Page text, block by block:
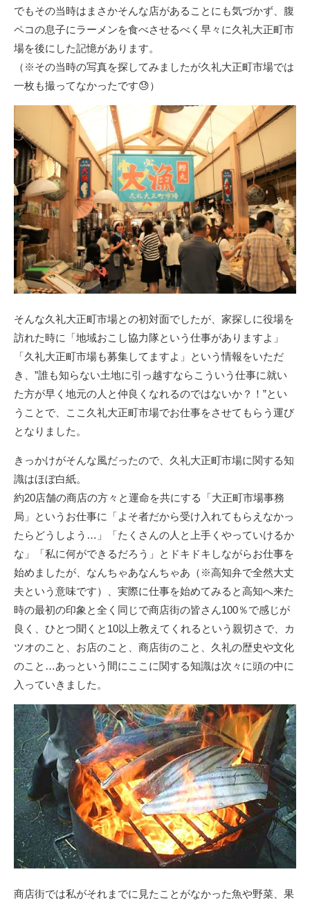
でもその当時はまさかそんな店があることにも気づかず、腹
ペコの息子にラーメンを食べさせるべく早々に久礼大正町市
場を後にした記憶があります。
（※その当時の写真を探してみましたが久礼大正町市場では
一枚も撮ってなかったです😓）
そんな久礼大正町市場との初対面でしたが、家探しに役場を
訪れた時に「地域おこし協力隊という仕事がありますよ」
「久礼大正町市場も募集してますよ」という情報をいただ
き、”誰も知らない土地に引っ越すならこういう仕事に就い
た方が早く地元の人と仲良くなれるのではないか？！”とい
うことで、ここ久礼大正町市場でお仕事をさせてもらう運び
となりました。
きっかけがそんな風だったので、久礼大正町市場に関する知
識はほぼ白紙。
約20店舗の商店の方々と運命を共にする「大正町市場事務
局」というお仕事に「よそ者だから受け入れてもらえなかっ
たらどうしよう…」「たくさんの人と上手くやっていけるか
な」「私に何ができるだろう」とドキドキしながらお仕事を
始めましたが、なんちゃあなんちゃあ（※高知弁で全然大丈
夫という意味です）、実際に仕事を始めてみると高知へ来た
時の最初の印象と全く同じで商店街の皆さん100％で感じが
良く、ひとつ聞くと10以上教えてくれるという親切さで、カ
ツオのこと、お店のこと、商店街のこと、久礼の歴史や文化
のこと…あっという間にここに関する知識は次々に頭の中に
入っていきました。
商店街では私がそれまでに見たことがなかった魚や野菜、果